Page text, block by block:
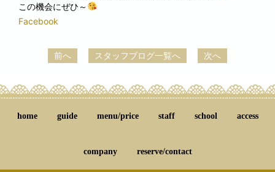
この機会にぜひ～
Facebook
前へ スタッフブログ一覧へ 次へ
home guide menu/price staff school access
company reserve/contact